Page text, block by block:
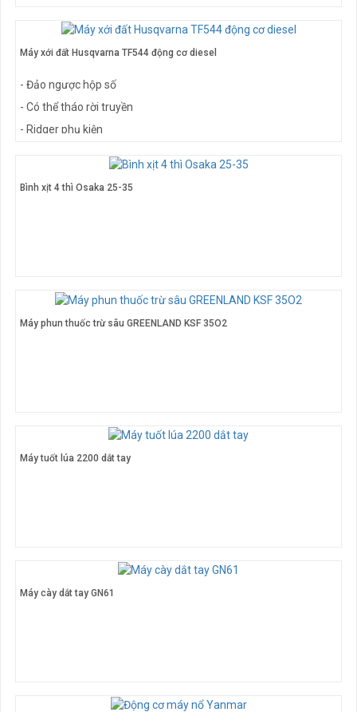
được trên nhiều địa hình từ như ruộng cấy tới những nơi đồi núi
trồng cây màu đều được, bất chấp thời tiết khắc nghiệt đều có
thể sử dụng. Chính vì những yếu tố trên đã làm cho máy trở
dân nước ta hiện nay.
Máy xới đất Husqvarna TF544 động cơ diesel
- Đảo ngược hộp số
- Có thể tháo rời truyền
- Ridger phụ kiện
Bình xịt 4 thì Osaka 25-35
Máy phun thuốc trừ sâu GREENLAND KSF 35O2
Máy tuốt lúa 2200 dắt tay
Máy cày dắt tay GN61